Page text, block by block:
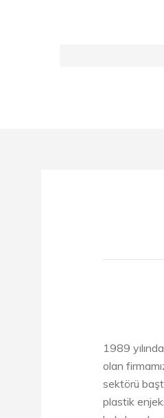
1989
olan
sektörü
plastik